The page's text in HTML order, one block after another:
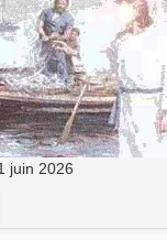
juin 2026